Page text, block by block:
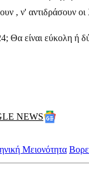
, ν' αντιδράσουν
Θα είναι εύκολη ή
NEWS
Μειονότητα